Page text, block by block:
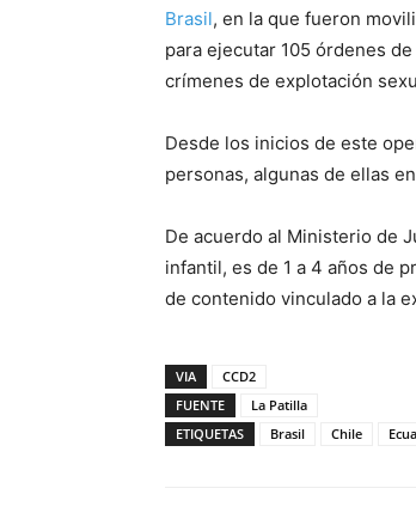
Brasil, en la que fueron
para ejecutar 105 órdenes
crímenes de explotación
Desde los inicios de este
personas, algunas de ellas
De acuerdo al Ministerio de
infantil, es de 1 a 4 años de
de contenido vinculado a la
VIA
CCD2
FUENTE
La Patilla
ETIQUETAS
Brasil Chile